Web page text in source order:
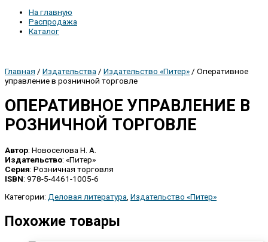
На главную
Распродажа
Каталог
Главная / Издательства / Издательство «Питер» / Оперативное
управление в розничной торговле
ОПЕРАТИВНОЕ УПРАВЛЕНИЕ В
РОЗНИЧНОЙ ТОРГОВЛЕ
Автор: Новоселова Н. А.
Издательство: «Питер»
Серия: Розничная торговля
ISBN: 978-5-4461-1005-6
Категории: Деловая литература Издательство «Питер»
Похожие товары